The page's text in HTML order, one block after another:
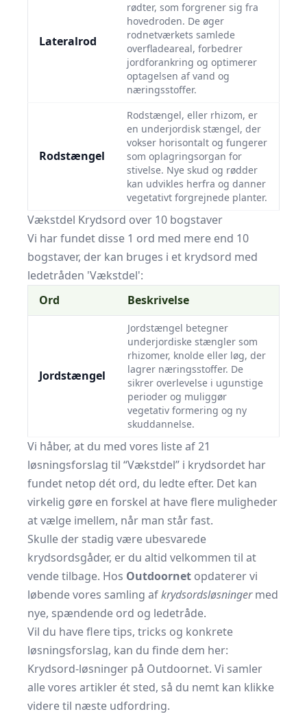
Lateralrod
rødter, som forgrener sig fra
hovedroden. De øger
rodnetværkets samlede
overfladeareal, forbedrer
jordforankring og optimerer
optagelsen af vand og
næringsstoffer.
Rodstængel
Rodstængel, eller rhizom, er
en underjordisk stængel, der
vokser horisontalt og fungerer
som oplagringsorgan for
stivelse. Nye skud og rødder
kan udvikles herfra og danner
vegetativt forgrejnede planter.
Vækstdel Krydsord over 10 bogstaver
Vi har fundet disse 1 ord med mere end 10
bogstaver, der kan bruges i et krydsord med
ledetråden 'Vækstdel':
Ord
Beskrivelse
Jordstængel
Jordstængel betegner
underjordiske stængler som
rhizomer, knolde eller løg, der
lagrer næringsstoffer. De
sikrer overlevelse i ugunstige
perioder og muliggør
vegetativ formering og ny
skuddannelse.
Vi håber, at du med vores liste af 21
løsningsforslag til “Vækstdel” i krydsordet har
fundet netop dét ord, du ledte efter. Det kan
virkelig gøre en forskel at have flere muligheder
at vælge imellem, når man står fast.
Skulle der stadig være ubesvarede
krydsordsgåder, er du altid velkommen til at
vende tilbage. Hos Outdoornet opdaterer vi
løbende vores samling afkrydsordsløsningermed
nye, spændende ord og ledetråde.
Vil du have flere tips, tricks og konkrete
løsningsforslag, kan du finde dem her:
Krydsord-løsninger på Outdoornet. Vi samler
alle vores artikler ét sted, så du nemt kan klikke
videre til næste udfordring.